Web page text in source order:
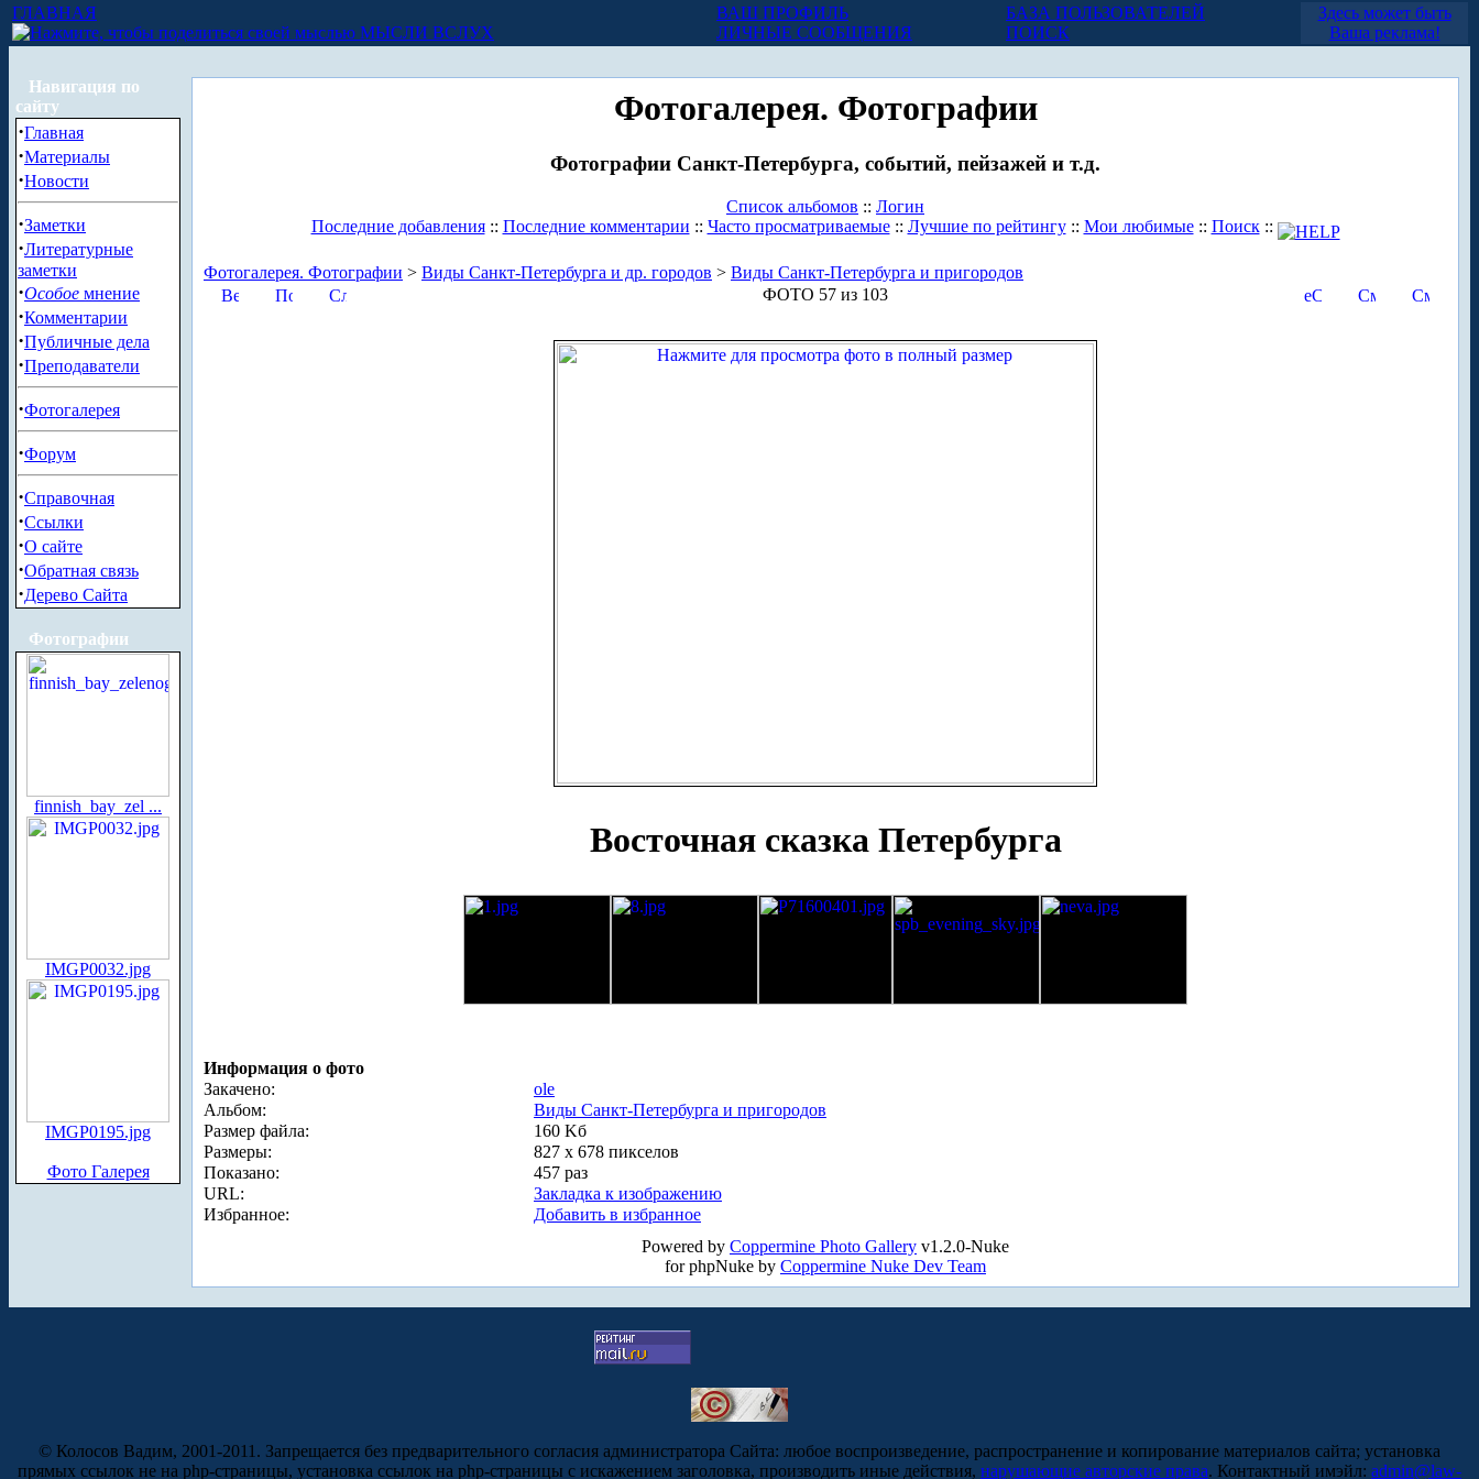
ГЛАВНАЯ
МЫСЛИ ВСЛУХ
ВАШ ПРОФИЛЬ
ЛИЧНЫЕ СООБЩЕНИЯ
БАЗА ПОЛЬЗОВАТЕЛЕЙ
ПОИСК
Здесь может быть
Ваша реклама!
Навигация по
сайту
·Главная
·Материалы
·Новости
·Заметки
·Литературные
заметки
·Особое мнение
·Комментарии
·Публичные дела
·Преподаватели
·Фотогалерея
·Форум
·Справочная
·Ссылки
·О сайте
·Обратная связь
·Дерево Сайта
Фотографии
finnish_bay_zel ...
IMGP0032.jpg
IMGP0195.jpg
Фото Галерея
Фотогалерея. Фотографии
Фотографии Санкт-Петербурга, событий, пейзажей и т.д.
Список альбомов :: Логин
Последние добавления:: Последние комментарии :: Часто просматриваемые:: Лучшие по рейтингу:: Мои любимые:: Поиск::
Фотогалерея. Фотографии > Виды Санкт-Петербурга и др. городов > Виды Санкт-Петербурга и пригородов
ФОТО 57 из 103
Восточная сказка Петербурга
Информация о фото
Закачено:
ole
Альбом:
Виды Санкт-Петербурга и пригородов
Размер файла:
160 Kб
Размеры:
827 x 678 пикселов
Показано:
457 раз
URL:
Закладка к изображению
Избранное:
Добавить в избранное
Powered by Coppermine Photo Gallery v1.2.0-Nuke
for phpNuke by Coppermine Nuke Dev Team
© Колосов Вадим, 2001-2011. Запрещается без предварительного согласия администратора Сайта: любое воспроизведение, распространение и копирование материалов сайта; установка
прямых ссылок не на php-страницы, установка ссылок на php-страницы с искажением заголовка, производить иные действия, нарушающие авторские права. Контактный имэйл: admin@law-